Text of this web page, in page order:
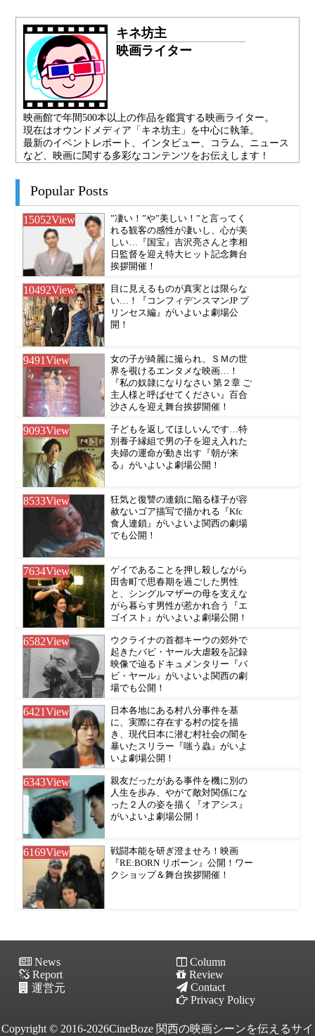
キネ坊主
映画ライター
映画館で年間500本以上の作品を鑑賞する映画ライター。
現在はオウンドメディア「キネ坊主」を中心に執筆。
最新のイベントレポート、インタビュー、コラム、ニュース
など、映画に関する多彩なコンテンツをお伝えします！
Popular Posts
15052View
”凄い！”や”美しい！”と言ってく
れる観客の感性が凄いし、心が美
しい…『国宝』吉沢亮さんと李相
日監督を迎え特大ヒット記念舞台
挨拶開催！
10492View
目に見えるものが真実とは限らな
い…！『コンフィデンスマンJP プ
リンセス編』がいよいよ劇場公
開！
9491View
女の子が綺麗に撮られ、ＳＭの世
界を覗けるエンタメな映画…！
『私の奴隷になりなさい 第２章 ご
主人様と呼ばせてください』百合
沙さんを迎え舞台挨拶開催！
9093View
子どもを返してほしいんです…特
別養子縁組で男の子を迎え入れた
夫婦の運命が動き出す『朝が来
る』がいよいよ劇場公開！
8533View
狂気と復讐の連鎖に陥る様子が容
赦ないゴア描写で描かれる『Kfc
食人連鎖』がいよいよ関西の劇場
でも公開！
7634View
ゲイであることを押し殺しながら
田舎町で思春期を過ごした男性
と、シングルマザーの母を支えな
がら暮らす男性が惹かれ合う『エ
ゴイスト』がいよいよ劇場公開！
6582View
ウクライナの首都キーウの郊外で
起きたバビ・ヤール大虐殺を記録
映像で辿るドキュメンタリー『バ
ビ・ヤール』がいよいよ関西の劇
場でも公開！
6421View
日本各地にある村八分事件を基
に、実際に存在する村の掟を描
き、現代日本に潜む村社会の闇を
暴いたスリラー『嗤う蟲』がいよ
いよ劇場公開！
6343View
親友だったがある事件を機に別の
人生を歩み、やがて敵対関係にな
った２人の姿を描く『オアシス』
がいよいよ劇場公開！
6169View
戦闘本能を研ぎ澄ませろ！映画
『RE:BORN リボーン』公開！ワー
クショップ＆舞台挨拶開催！
News
Column
Report
Review
運営元
Contact
Privacy Policy
Copyright © 2016-2026CineBoze 関西の映画シーンを伝えるサイ